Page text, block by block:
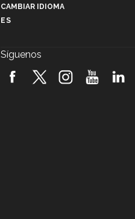
robótica FIRST
CAMBIAR IDIOMA
ES
Síguenos